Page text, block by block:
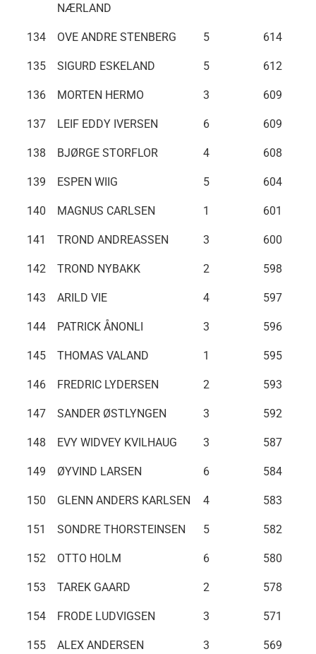
NÆRLAND
134 OVE ANDRE STENBERG 5 614
135 SIGURD ESKELAND 5 612
136 MORTEN HERMO 3 609
137 LEIF EDDY IVERSEN 6 609
138 BJØRGE STORFLOR 4 608
139 ESPEN WIIG 5 604
140 MAGNUS CARLSEN 1 601
141 TROND ANDREASSEN 3 600
142 TROND NYBAKK 2 598
143 ARILD VIE 4 597
144 PATRICK ÅNONLI 3 596
145 THOMAS VALAND 1 595
146 FREDRIC LYDERSEN 2 593
147 SANDER ØSTLYNGEN 3 592
148 EVY WIDVEY KVILHAUG 3 587
149 ØYVIND LARSEN 6 584
150 GLENN ANDERS KARLSEN 4 583
151 SONDRE THORSTEINSEN 5 582
152 OTTO HOLM 6 580
153 TAREK GAARD 2 578
154 FRODE LUDVIGSEN 3 571
155 ALEX ANDERSEN 3 569